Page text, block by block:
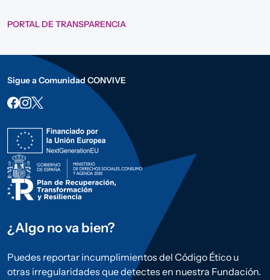
PORTAL DE TRANSPARENCIA
Sigue a Comunidad CONVIVE
¿Algo no va bien?
Puedes reportar incumplimientos del Código Ético u
otras irregularidades que detectes en nuestra Fundación.